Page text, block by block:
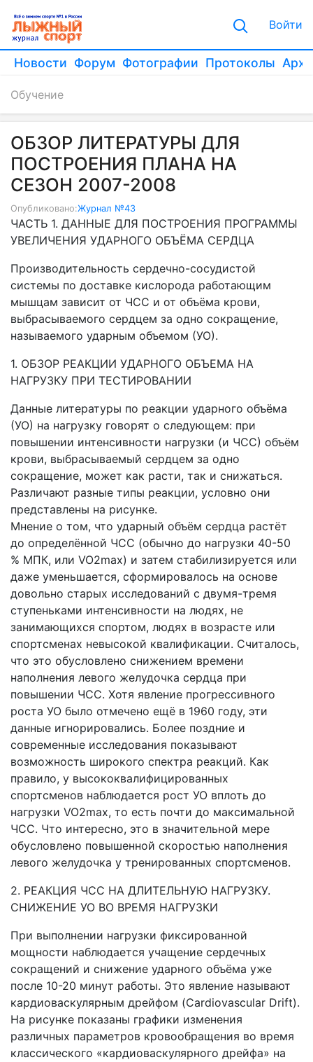
Войти
Новости Форум Фотографии Протоколы
Обучение
ОБЗОР ЛИТЕРАТУРЫ ДЛЯ
ПОСТРОЕНИЯ ПЛАНА НА
СЕЗОН 2007-2008
Опубликовано:Журнал №43
ЧАСТЬ 1. ДАННЫЕ ДЛЯ ПОСТРОЕНИЯ ПРОГРАММЫ
УВЕЛИЧЕНИЯ УДАРНОГО ОБЪЁМА СЕРДЦА
Производительность сердечно-сосудистой
системы по доставке кислорода работающим
мышцам зависит от ЧСС и от объёма крови,
выбрасываемого сердцем за одно сокращение,
называемого ударным объемом (УО).
1. ОБЗОР РЕАКЦИИ УДАРНОГО ОБЪЕМА НА
НАГРУЗКУ ПРИ ТЕСТИРОВАНИИ
Данные литературы по реакции ударного объёма
(УО) на нагрузку говорят о следующем: при
повышении интенсивности нагрузки (и ЧСС) объём
крови, выбрасываемый сердцем за одно
сокращение, может как расти, так и снижаться.
Различают разные типы реакции, условно они
представлены на рисунке.
Мнение о том, что ударный объём сердца растёт
до определённой ЧСС (обычно до нагрузки 40-50
% МПК, или VO2max) и затем стабилизируется или
даже уменьшается, сформировалось на основе
довольно старых исследований с двумя-тремя
ступеньками интенсивности на людях, не
занимающихся спортом, людях в возрасте или
спортсменах невысокой квалификации. Считалось,
что это обусловлено снижением времени
наполнения левого желудочка сердца при
повышении ЧСС. Хотя явление прогрессивного
роста УО было отмечено ещё в 1960 году, эти
данные игнорировались. Более поздние и
современные исследования показывают
возможность широкого спектра реакций. Как
правило, у высококвалифицированных
спортсменов наблюдается рост УО вплоть до
нагрузки VO2max, то есть почти до максимальной
ЧСС. Что интересно, это в значительной мере
обусловлено повышенной скоростью наполнения
левого желудочка у тренированных спортсменов.
2. РЕАКЦИЯ ЧСС НА ДЛИТЕЛЬНУЮ НАГРУЗКУ.
СНИЖЕНИЕ УО ВО ВРЕМЯ НАГРУЗКИ
При выполнении нагрузки фиксированной
мощности наблюдается учащение сердечных
сокращений и снижение ударного объёма уже
после 10-20 минут работы. Это явление называют
кардиоваскулярным дрейфом (Cardiovascular Drift).
На рисунке показаны графики изменения
различных параметров кровообращения во время
классического «кардиоваскулярного дрейфа» на